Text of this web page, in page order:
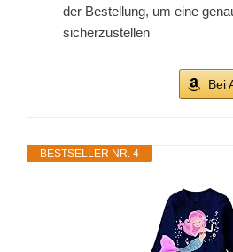
der Bestellung, um eine
sicherzustellen
Bei
BESTSELLER NR. 4